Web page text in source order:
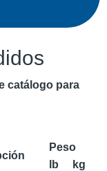
catálogo para
Peso
lb
kg